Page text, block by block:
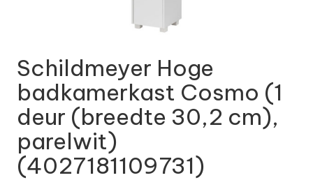
Schildmeyer Hoge
badkamerkast Cosmo (1
deur (breedte 30,2 cm),
parelwit)
(4027181109731)